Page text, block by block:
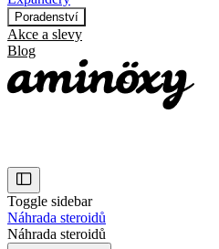
Poradenství
Akce a slevy
Blog
Toggle sidebar
Náhrada steroidů
Náhrada steroidů